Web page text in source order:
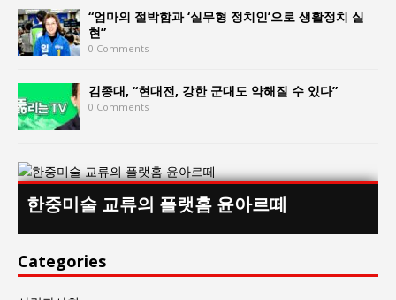
“엄마의 절박함과 ‘실무형 정치인’으로 생활정치 실
현”
0 Comments
김종대, “현대전, 강한 군대도 약해질 수 있다”
0 Comments
한중미술 교류의 플랫홈 윤아르떼
Categories